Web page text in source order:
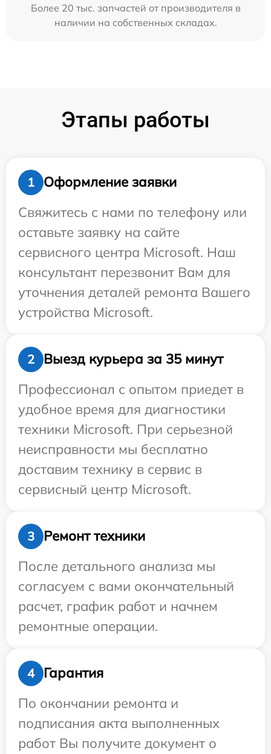
Более 20 тыс. запчастей от производителя в
наличии на собственных складах.
Этапы работы
1
Оформление заявки
Свяжитесь с нами по телефону или
оставьте заявку на сайте
сервисного центра Microsoft. Наш
консультант перезвонит Вам для
уточнения деталей ремонта Вашего
устройства Microsoft.
2
Выезд курьера за 35 минут
Профессионал с опытом приедет в
удобное время для диагностики
техники Microsoft. При серьезной
неисправности мы бесплатно
доставим технику в сервис в
сервисный центр Microsoft.
3
Ремонт техники
После детального анализа мы
согласуем с вами окончательный
расчет, график работ и начнем
ремонтные операции.
4
Гарантия
По окончании ремонта и
подписания акта выполненных
работ Вы получите документ о